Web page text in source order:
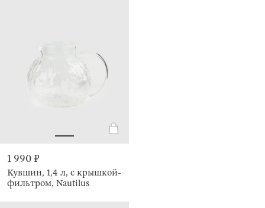
1 990 ₽
Кувшин, 1,4 л, с крышкой-
фильтром, Nautilus